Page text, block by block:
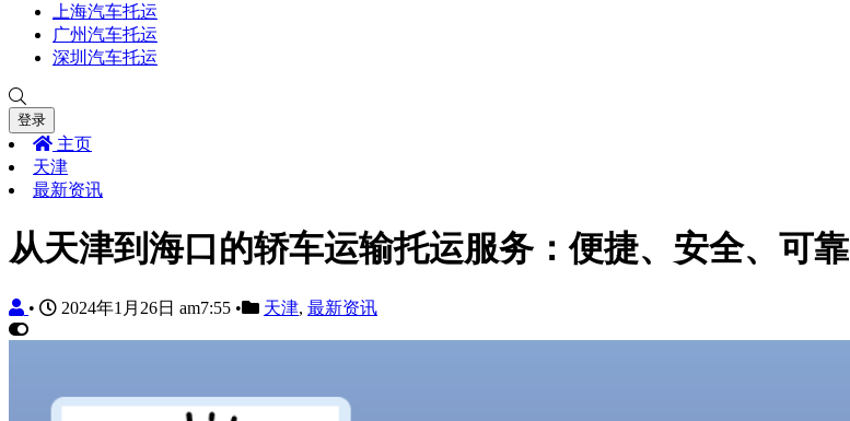
上海汽车托运
广州汽车托运
深圳汽车托运
登录
主页
天津
最新资讯
从天津到海口的轿车运输托运服务：便捷、安全、可靠
• 2024年1月26日 am7:55 • 天津, 最新资讯